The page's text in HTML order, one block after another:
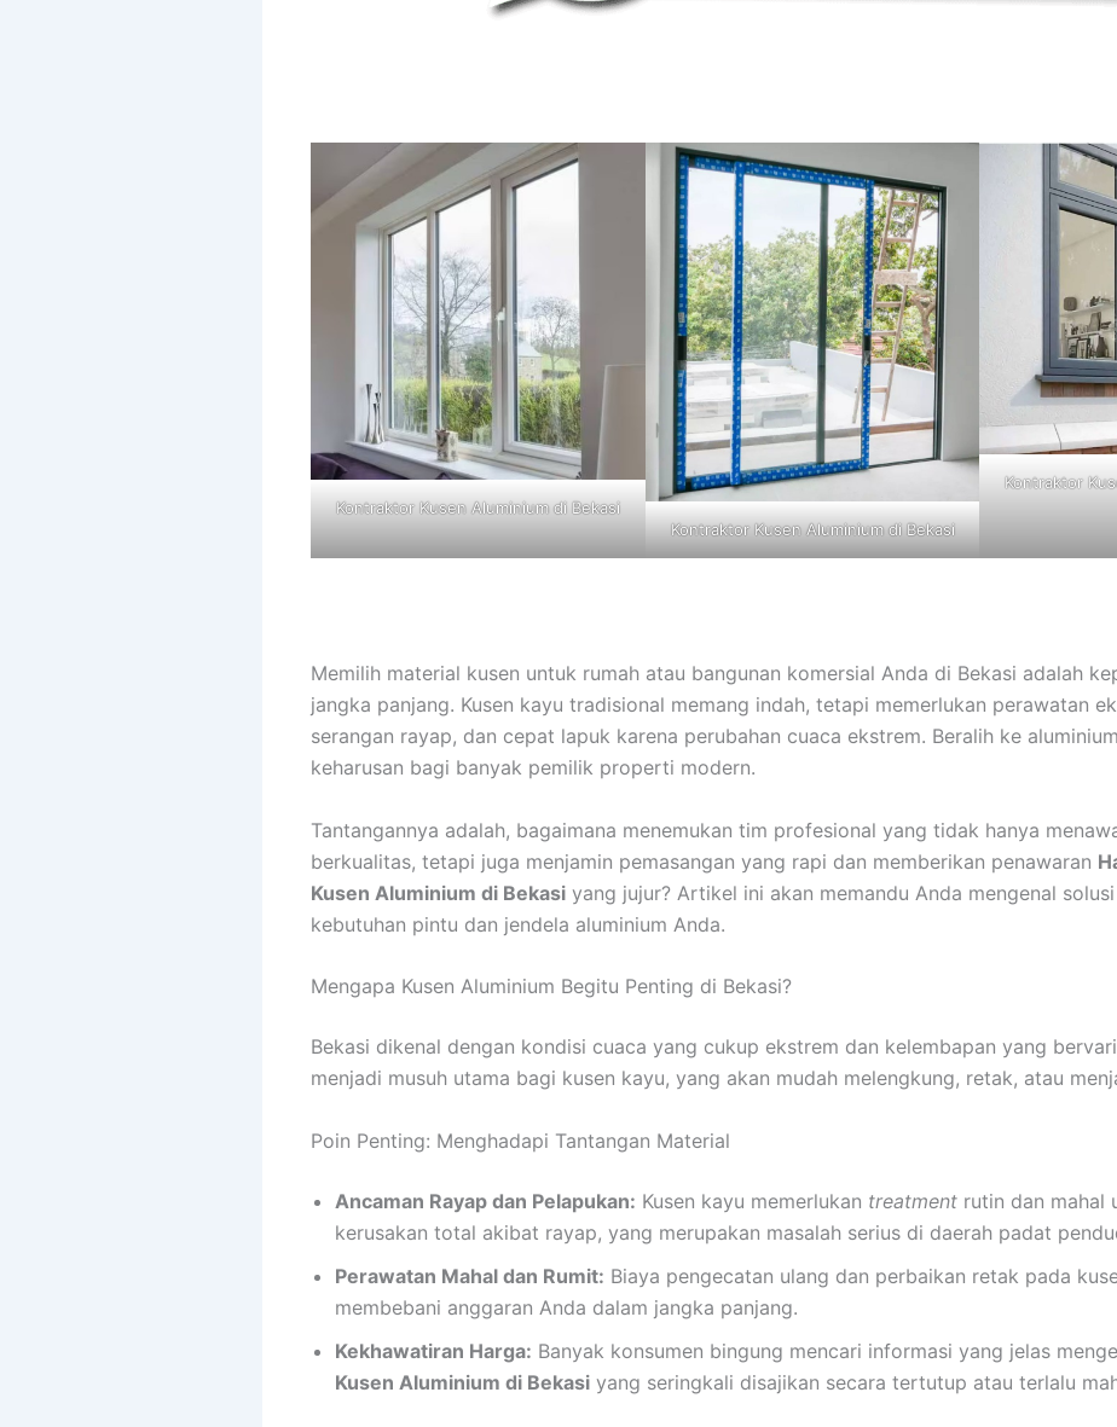
Kontraktor Kusen Aluminium di Bekasi
Kontraktor Kusen Aluminium di Bekasi
Kontraktor
Memilih material kusen untuk rumah atau bangunan komersial Anda di Bekasi adalah
jangka panjang. Kusen kayu tradisional memang indah, tetapi memerlukan perawatan
serangan rayap, dan cepat lapuk karena perubahan cuaca ekstrem. Beralih ke
keharusan bagi banyak pemilik properti modern.
Tantangannya adalah, bagaimana menemukan tim profesional yang tidak hanya
berkualitas, tetapi juga menjamin pemasangan yang rapi dan memberikan penawaran
Kusen Aluminium di Bekasi yang jujur? Artikel ini akan memandu Anda mengenal
kebutuhan pintu dan jendela aluminium Anda.
Mengapa Kusen Aluminium Begitu Penting di Bekasi?
Bekasi dikenal dengan kondisi cuaca yang cukup ekstrem dan kelembapan yang
menjadi musuh utama bagi kusen kayu, yang akan mudah melengkung, retak, atau
Poin Penting: Menghadapi Tantangan Material
Ancaman Rayap dan Pelapukan: Kusen kayu memerlukan treatment rutin dan mahal
kerusakan total akibat rayap, yang merupakan masalah serius di daerah padat
Perawatan Mahal dan Rumit: Biaya pengecatan ulang dan perbaikan retak pada
membebani anggaran Anda dalam jangka panjang.
Kekhawatiran Harga: Banyak konsumen bingung mencari informasi yang jelas
Kusen Aluminium di Bekasi yang seringkali disajikan secara tertutup atau terlalu